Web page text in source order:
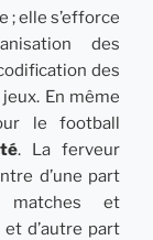
; elle s’efforce
des
des
En même
le football
. La ferveur
d’une part
et
d’autre part